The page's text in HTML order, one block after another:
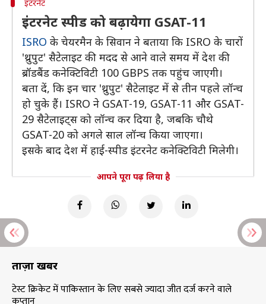
इंटरनेट
इंटरनेट स्पीड को बढ़ायेगा GSAT-11
ISRO के चेयरमैन के सिवान ने बताया कि ISRO के चारों
'थ्रुपुट' सैटेलाइट की मदद से आने वाले समय में देश की
ब्रॉडबैंड कनेक्टिविटी 100 GBPS तक पहुंच जाएगी।
बता दें, कि इन चार 'थ्रुपुट' सैटेलाइट में से तीन पहले लॉन्च
हो चुके हैं। ISRO ने GSAT-19, GSAT-11 और GSAT-
29 सैटेलाइट्स को लॉन्च कर दिया है, जबकि चौथे
GSAT-20 को अगले साल लॉन्च किया जाएगा।
इसके बाद देश में हाई-स्पीड इंटरनेट कनेक्टिविटी मिलेगी।
आपने पूरा पढ़ लिया है
ताज़ा खबरें
टेस्ट क्रिकेट में पाकिस्तान के लिए सबसे ज्यादा जीत दर्ज करने वाले